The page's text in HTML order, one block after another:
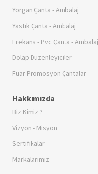
Yorgan Çanta - Ambalaj
Yastık Çanta - Ambalaj
Frekans - Pvc Çanta - Ambalaj
Dolap Düzenleyiciler
Fuar Promosyon Çantalar
Hakkımızda
Biz Kimiz ?
Vizyon - Misyon
Sertifikalar
Markalarımız